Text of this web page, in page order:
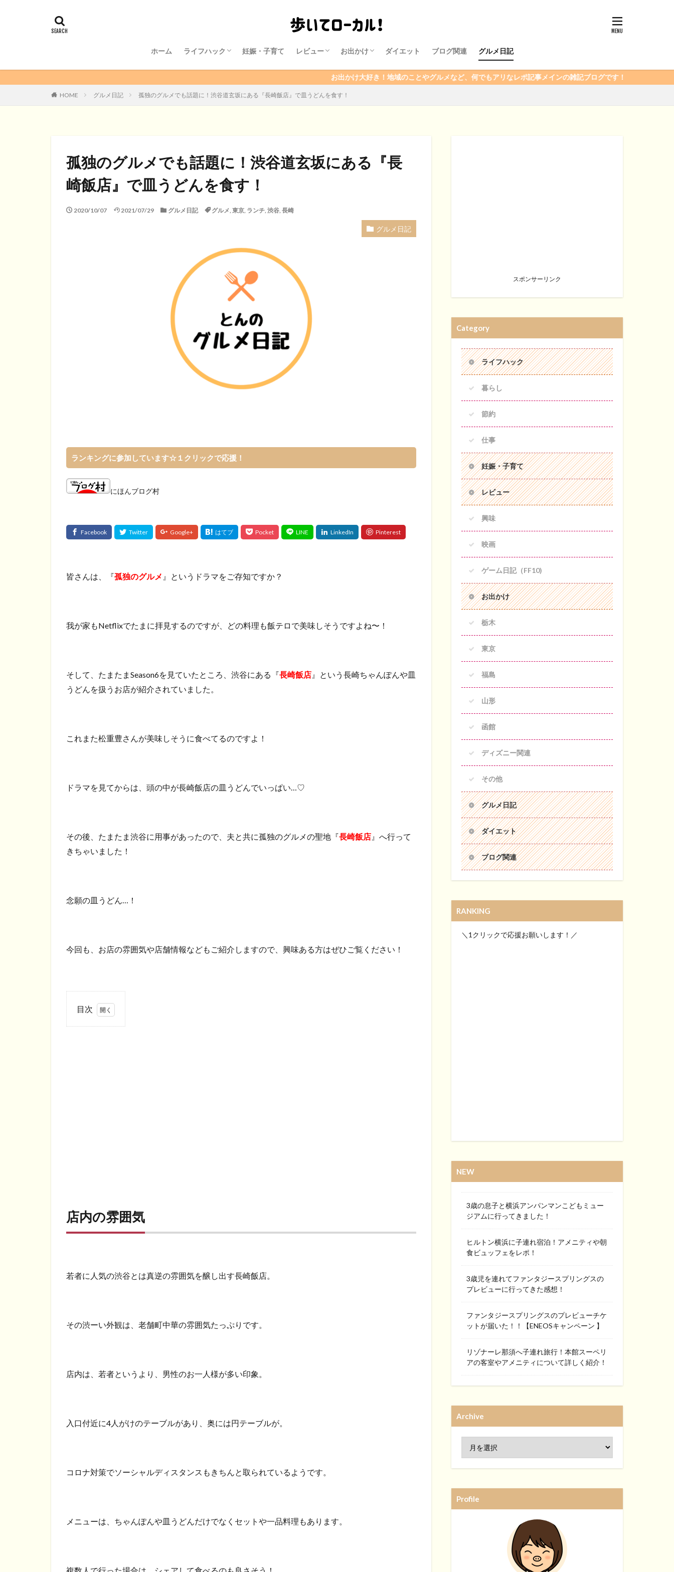
ホーム ライフハック
暮らし
節約
仕事
妊娠・子育て レビュー
興味
映画
ゲーム日記（FF10)
お出かけ
東京
福島
山形
函館
ディズニー関連
その他
ダイエット ブログ関連 グルメ日記
お出かけ大好き！地域のことやグルメなど、何でもアリなレポ記事メインの雑記ブログです！
HOME グルメ日記 孤独のグルメでも話題に！渋谷道玄坂にある『長崎飯店』で皿うどんを食す！
孤独のグルメでも話題に！渋谷道玄坂にある『長
崎飯店』で皿うどんを食す！
2020/10/07 2021/07/29 グルメ日記 グルメ, 東京, ランチ, 渋谷, 長崎
グルメ日記
ランキングに参加しています☆１クリックで応援！
にほんブログ村
皆さんは、『孤独のグルメ 』というドラマをご存知ですか？
我が家もNetflixでたまに拝見するのですが、どの料理も飯テロで美味しそうですよね〜！
そして、たまたまSeason6を見ていたところ、渋谷にある『長崎飯店 』という長崎ちゃんぽんや皿
うどんを扱うお店が紹介されていました。
これまた松重豊さんが美味しそうに食べてるのですよ！
ドラマを見てからは、頭の中が長崎飯店の皿うどんでいっぱい…♡
その後、たまたま渋谷に用事があったので、夫と共に孤独のグルメの聖地『長崎飯店 』へ行って
きちゃいました！
念願の皿うどん…！
今回も、お店の雰囲気や店舗情報などもご紹介しますので、興味ある方はぜひご覧ください！
目次
ス
店内の雰囲気
若者に人気の渋谷とは真逆の雰囲気を醸し出す長崎飯店。
その渋ーい外観は、老舗町中華の雰囲気たっぷりです。
店内は、若者というより、男性のお一人様が多い印象。
入口付近に4人がけのテーブルがあり、奥には円テーブルが。
コロナ対策でソーシャルディスタンスもきちんと取られているようです。
メニューは、ちゃんぽんや皿うどんだけでなくセットや一品料理もあります。
複数人で行った場合は、シェアして食べるのも良さそう！
スポンサーリンク
Category
ライフハック
暮らし
節約
仕事
妊娠・子育て
レビュー
興味
映画
ゲーム日記（FF10)
お出かけ
栃木
東京
福島
山形
函館
ディズニー関連
その他
グルメ日記
ダイエット
ブログ関連
RANKING
＼1クリックで応援お願いします！／
NEW
3歳の息子と横浜アンパンマンこどもミュー
ジアムに行ってきました！
ヒルトン横浜に子連れ宿泊！アメニティや朝
食ビュッフェをレポ！
3歳児を連れてファンタジースプリングスの
プレビューに行ってきた感想！
ファンタジースプリングスのプレビューチケ
ットが届いた！！【ENEOSキャンペーン 】
リゾナーレ那須へ子連れ旅行！本館スーペリ
アの客室やアメニティについて詳しく紹介！
Archive
Profile